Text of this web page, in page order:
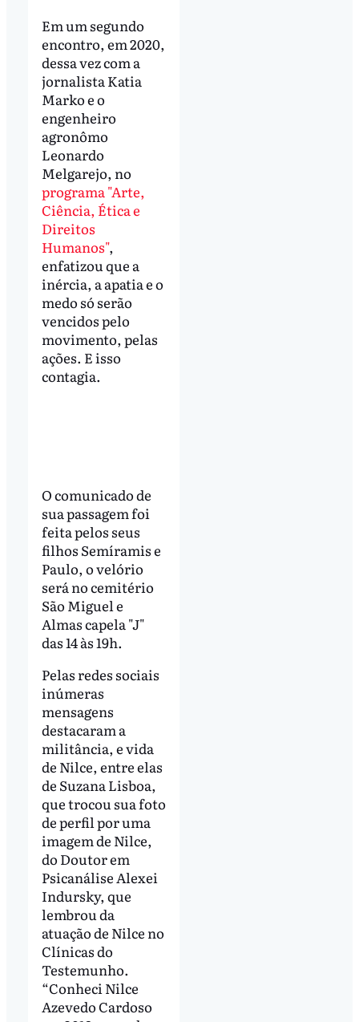
Em um segundo
encontro, em 2020,
dessa vez com a
jornalista Katia
Marko e o
engenheiro
agronômo
Leonardo
Melgarejo, no
programa "Arte,
Ciência, Ética e
Direitos
Humanos",
enfatizou que a
inércia, a apatia e o
medo só serão
vencidos pelo
movimento, pelas
ações. E isso
contagia.
O comunicado de
sua passagem foi
feita pelos seus
filhos Semíramis e
Paulo, o velório
será no cemitério
São Miguel e
Almas capela "J"
das 14 às 19h.
Pelas redes sociais
inúmeras
mensagens
destacaram a
militância, e vida
de Nilce, entre elas
de Suzana Lisboa,
que trocou sua foto
de perfil por uma
imagem de Nilce,
do Doutor em
Psicanálise Alexei
Indursky, que
lembrou da
atuação de Nilce no
Clínicas do
Testemunho.
“Conheci Nilce
Azevedo Cardoso